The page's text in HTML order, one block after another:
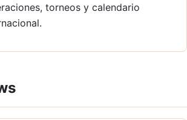
torneos y calendario